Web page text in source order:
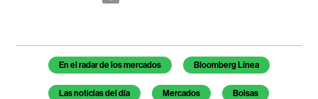
Temas de este artículo
En el radar de los mercados Bloomberg Línea
Las noticias del día Mercados Bolsas